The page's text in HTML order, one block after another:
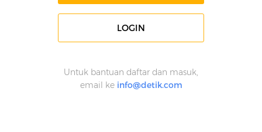
LOGIN
Untuk bantuan daftar dan masuk,
email ke info@detik.com